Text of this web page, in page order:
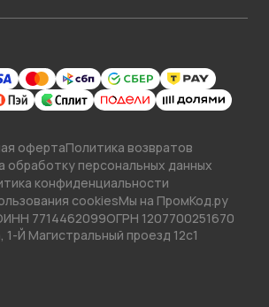
офертаПолитика возвратов
обработку персональных данных
конфиденциальности
cookiesМы на ПромКод.ру
ИНН 7714462099ОГРН 1207700251670
1-Й Магистральный проезд 12с1